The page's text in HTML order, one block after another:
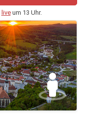
liveum 13 Uhr.